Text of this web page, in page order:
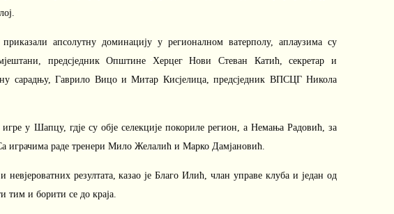
апсолутну доминацију у регионалном ватерполу, аплаузима су
предсједник Општине Херцег Нови Стеван Катић, секретар и
сарадњу, Гаврило Вицо и Митар Кисјелица, предсједник ВПСЦГ Никола
у Шапцу, гдје су обје селекције покориле регион, а Немања Радовић, за
играчима раде тренери Мило Желалић и Марко Дамјановић.
резултата, казао је Благо Илић, члан управе клуба и један од
тим и борити се до краја.